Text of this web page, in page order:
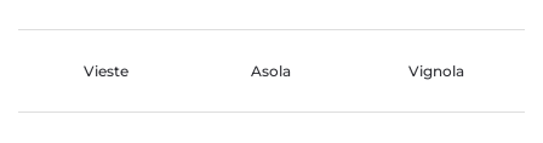
Vieste Asola Vignola